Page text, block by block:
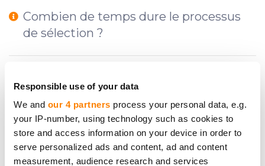
Responsible use of your data
We and our 4 partners process your personal data, e.g.
your IP-number, using technology such as cookies to
store and access information on your device in order to
serve personalized ads and content, ad and content
measurement, audience research and services
Combien de temps dure le processus
de sélection ?
CrowdedHero ?
Qui peut investir sur CrowdedHero ?